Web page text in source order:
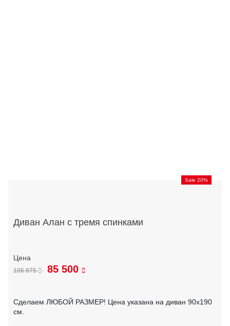
Sale 20%
Диван Алан с тремя спинками
106 875 85 500
Сделаем ЛЮБОЙ РАЗМЕР! Цена указана на диван 90х190
см.